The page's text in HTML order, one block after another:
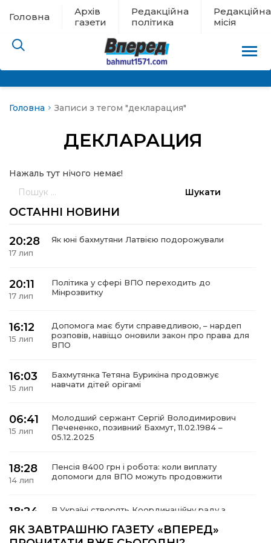
Головна
Архів
газети
Редакційна
політика
Редакційна
місія
евакуації
новини
місія
Головна Записи з тегом "декларация"
ДЕКЛАРАЦИЯ
Нажаль тут нічого немає!
ОСТАННІ НОВИНИ
20:28
17 лип
Як юні бахмутяни Латвією подорожували
20:11
17 лип
Політика у сфері ВПО переходить до
Мінрозвитку
16:12
15 лип
Допомога має бути справедливою, – нардеп
розповів, навіщо оновили закон про права для
ВПО
16:03
15 лип
Бахмутянка Тетяна Бурикіна продовжує
навчати дітей орігамі
06:41
15 лип
Молодший сержант Сергій Володимирович
Печененко, позивний Бахмут, 11.02.1984 –
05.12.2025
18:28
14 лип
Пенсія 8400 грн і робота: коли виплату
допомоги для ВПО можуть продовжити
18:24
В Україні створять Координаційну раду з
кордону
ЯК ЗАВТРАШНЮ ГАЗЕТУ «ВПЕРЕД»